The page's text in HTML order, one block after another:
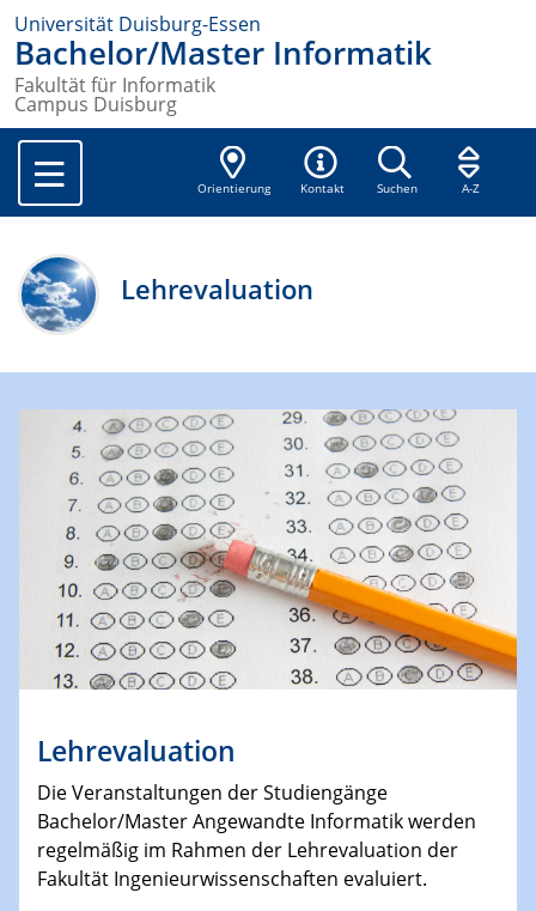
Universität Duisburg-Essen
Bachelor/Master Informatik
Fakultät für Informatik
Campus Duisburg
Orientierung Kontakt Suchen A-Z
Lehrevaluation
Lehrevaluation
Die Veranstaltungen der Studiengänge
Bachelor/Master Angewandte Informatik werden
regelmäßig im Rahmen der Lehrevaluation der
Fakultät Ingenieurwissenschaften evaluiert.